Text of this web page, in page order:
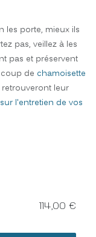
les porte, mieux ils
pas, veillez à les
pas et préservent
de chamoisette
leur
l'entretien de vos
114,00 €